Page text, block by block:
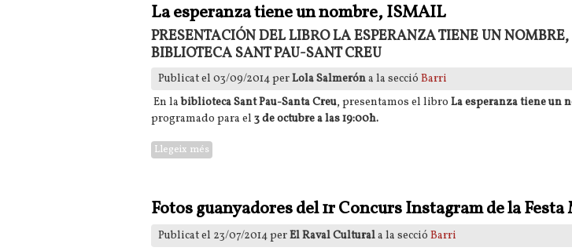
La esperanza tiene un nombre, ISMAIL
PRESENTACIÓN DEL LIBRO LA ESPERANZA TIENE UN
BIBLIOTECA SANT PAU-SANT CREU
Publicat el 03/09/2014 perLola Salmeróna la secció Barri
En labiblioteca Sant Pau-Santa Creu, presentamos el libro La esperanza tiene un
programado para el 3 de octubre a las 19:00h.
Llegeix més
Fotos guanyadores del 1r Concurs Instagram de la
Publicat el 23/07/2014 perEl Raval Culturala la secció Barri